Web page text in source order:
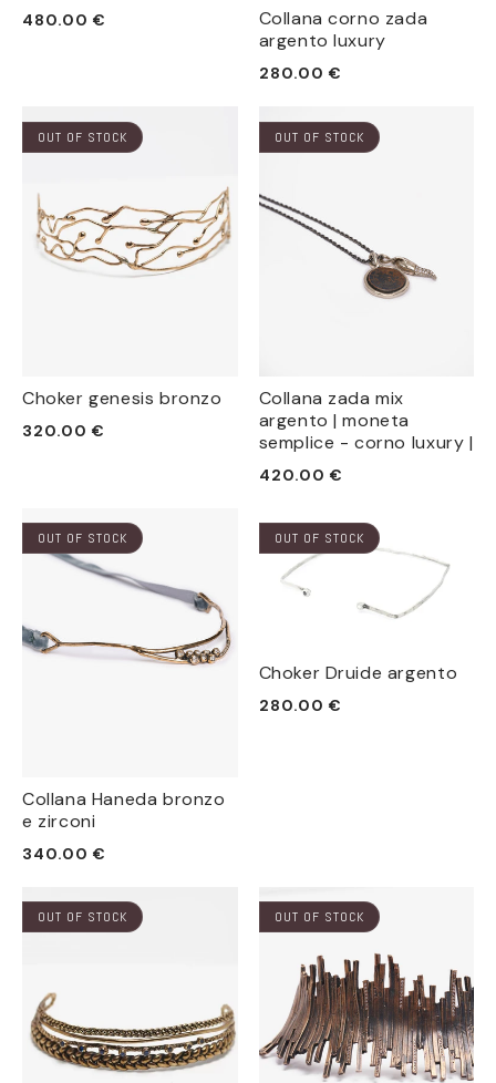
Prezzo
480.00 €
Collana corno zada
argento luxury
Prezzo
listino
280.00 €
Choker genesis bronzo
Prezzo
320.00 €
OUT OF STOCK
Collana zada mix
argento | moneta
semplice - corno luxury |
Prezzo
listino
420.00 €
OUT OF STOCK
Collana Haneda bronzo
e zirconi
Prezzo
listino
340.00 €
OUT OF STOCK
Choker Druide argento
Prezzo
280.00 €
OUT OF STOCK
OUT OF STOCK OUT OF STOCK